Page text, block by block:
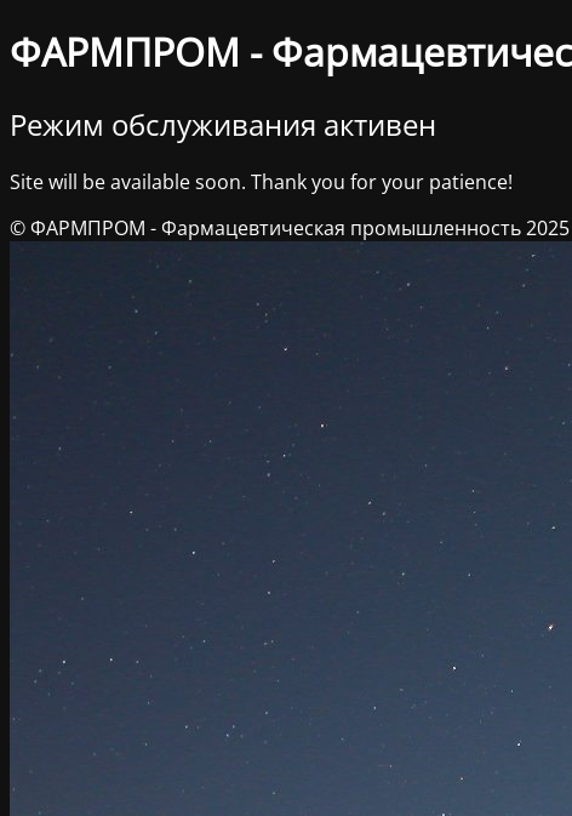
ФАРМПРОМ -
Режим обслуживания активен
Site will be available soon. Thank you for your patience!
© ФАРМПРОМ - Фармацевтическая промышленность 2025